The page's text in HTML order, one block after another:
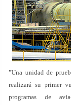
"Una unidad de
realizará su primer
programas de